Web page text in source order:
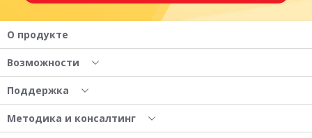
О продукте
Возможности
Поддержка
Методика и консалтинг